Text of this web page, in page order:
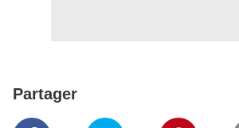
Partager